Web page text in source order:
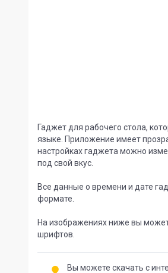
Гаджет для рабочего стола,
языке. Приложение имеет
настройках гаджета можно
под свой вкус.
Все данные о времени и дате
формате.
На изображениях ниже вы
шрифтов.
Вы можете скачать с